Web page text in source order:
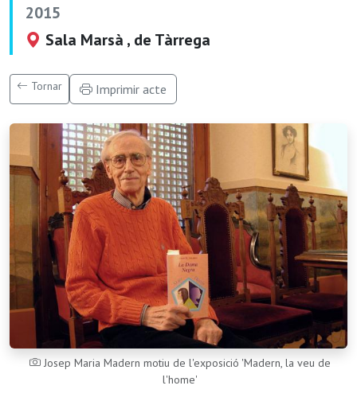
2015
Sala Marsà , de Tàrrega
Tornar Imprimir acte
Josep Maria Madern motiu de l'exposició 'Madern, la veu de
l'home'